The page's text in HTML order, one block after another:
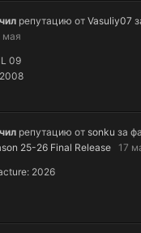
репутацию от Vasuliy07
мая
09
репутацию от sonku за
25-26 Final Release
17
2026